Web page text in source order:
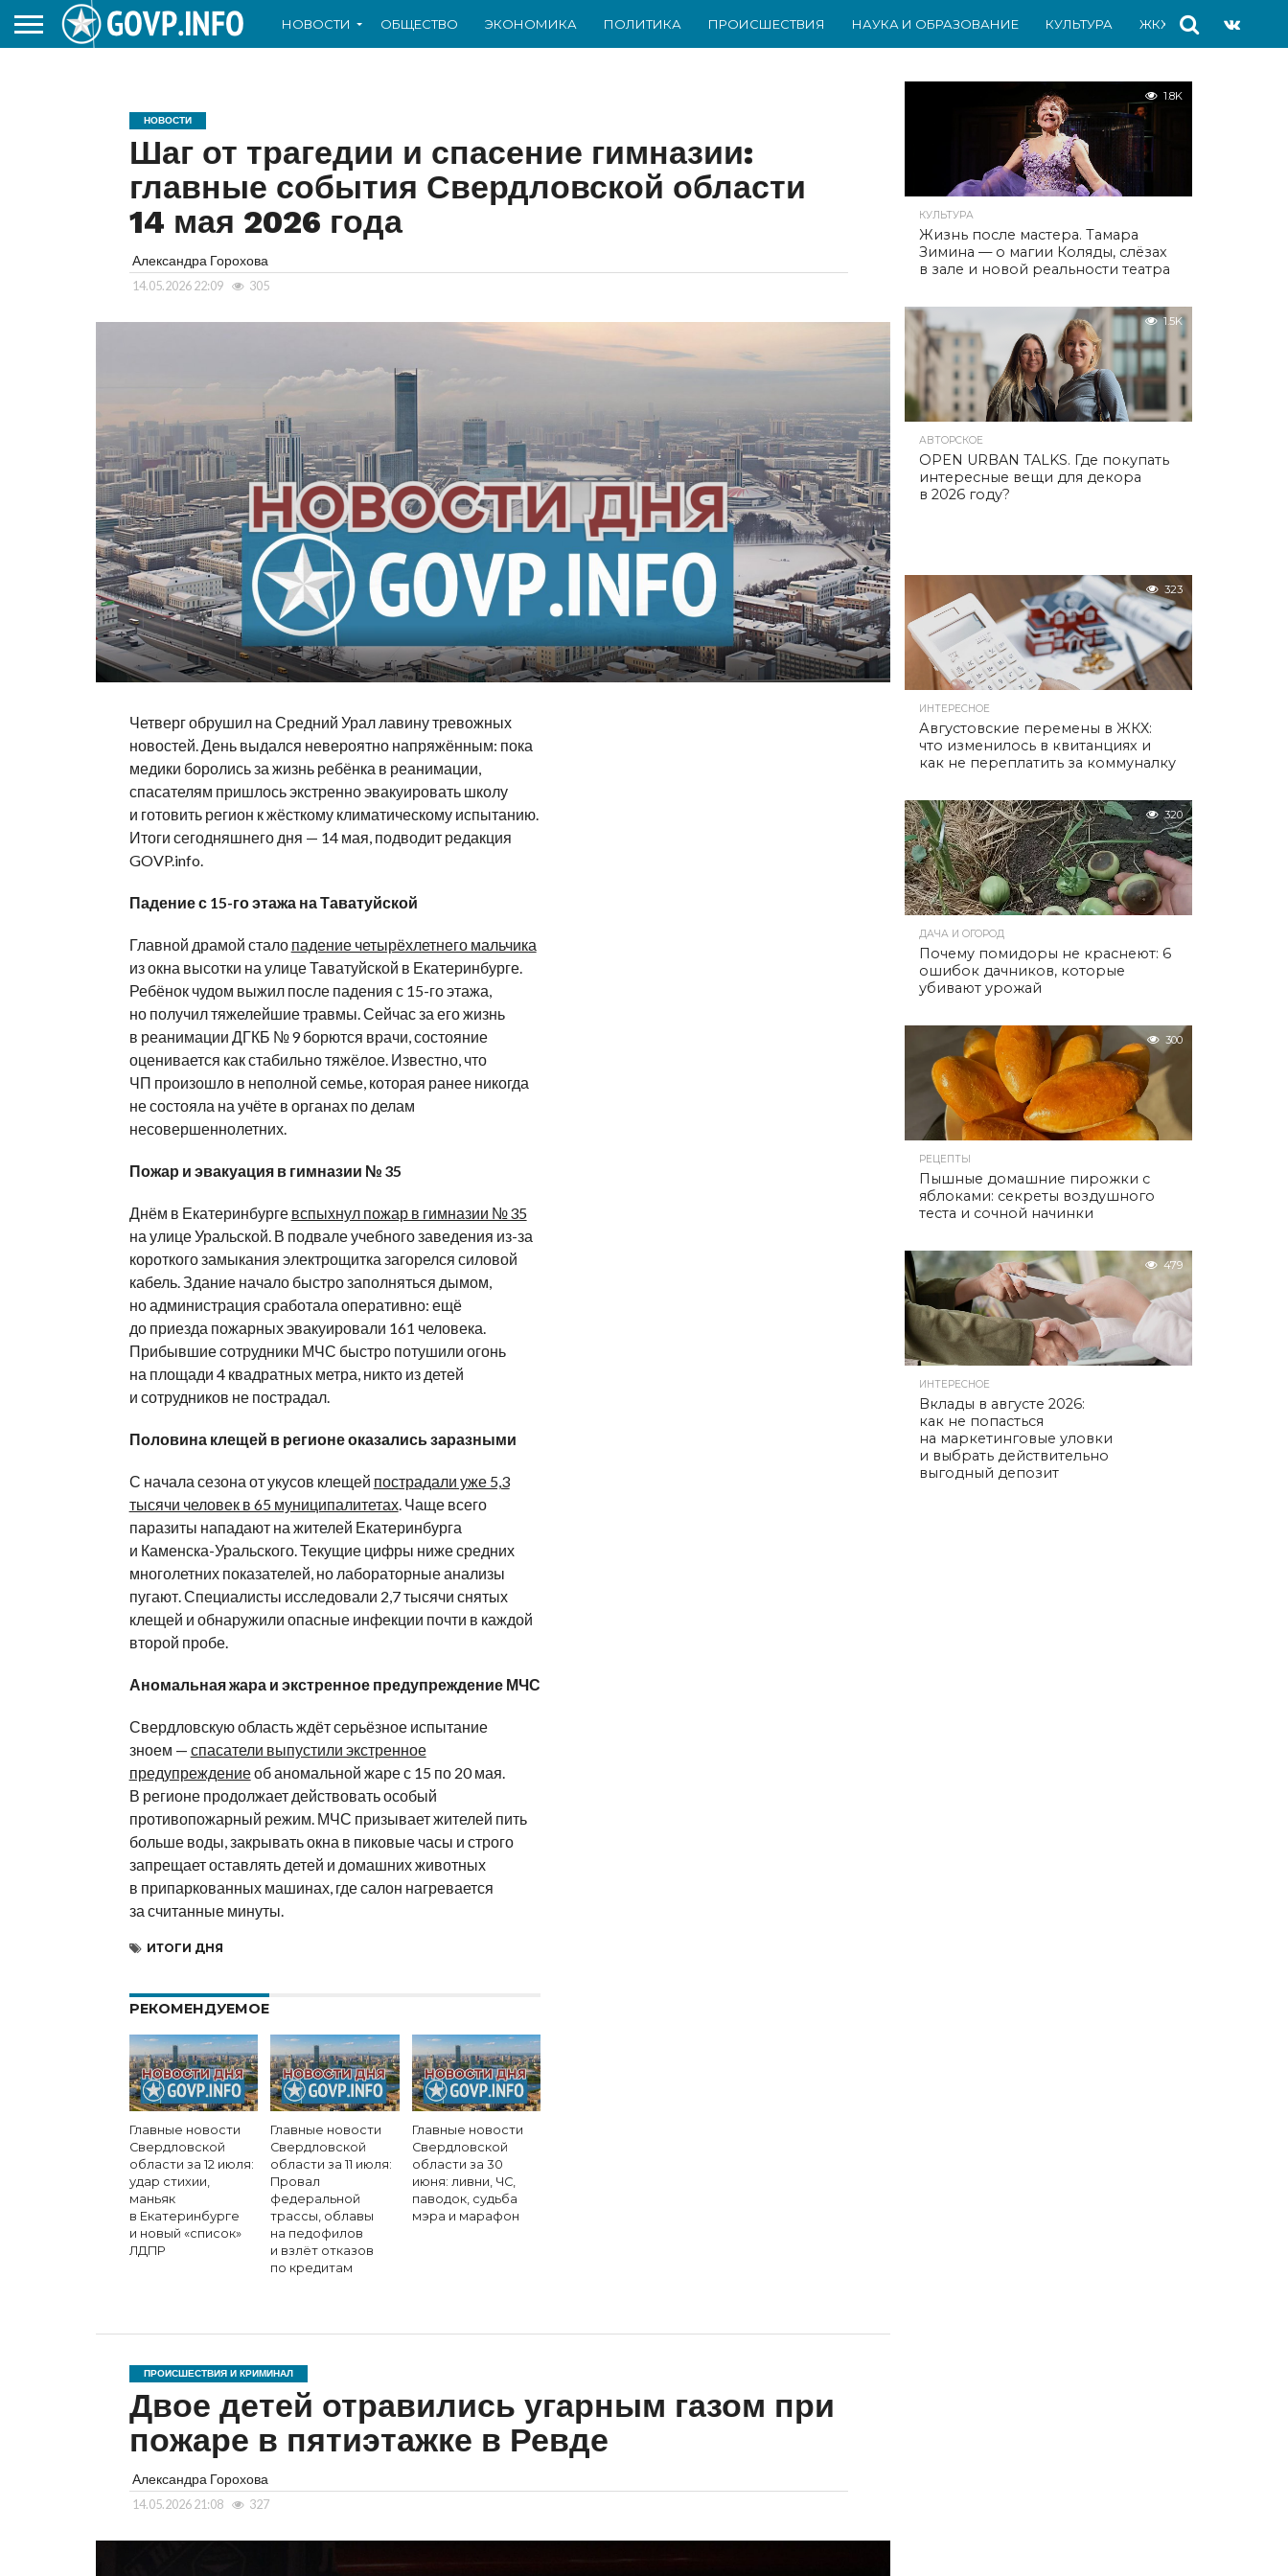
НОВОСТИ ОБЩЕСТВО ЭКОНОМИКА ПОЛИТИКА ПРОИСШЕСТВИЯ НАУКА И ОБРАЗОВАНИЕ КУЛЬТУРА ЖКХ СПОРТ
НОВОСТИ
Шаг от трагедии и спасение гимназии:
главные события Свердловской области
14 мая 2026 года
Александра Горохова
14.05.2026 22:09 305
Четверг обрушил на Средний Урал лавину тревожных
новостей. День выдался невероятно напряжённым: пока
медики боролись за жизнь ребёнка в реанимации,
спасателям пришлось экстренно эвакуировать школу
и готовить регион к жёсткому климатическому испытанию.
Итоги сегодняшнего дня — 14 мая, подводит редакция
GOVP.info.
Падение с 15-го этажа на Таватуйской
Главной драмой стало падение четырёхлетнего мальчика
из окна высотки на улице Таватуйской в Екатеринбурге.
Ребёнок чудом выжил после падения с 15-го этажа,
но получил тяжелейшие травмы. Сейчас за его жизнь
в реанимации ДГКБ № 9 борются врачи, состояние
оценивается как стабильно тяжёлое. Известно, что
ЧП произошло в неполной семье, которая ранее никогда
не состояла на учёте в органах по делам
несовершеннолетних.
Пожар и эвакуация в гимназии № 35
Днём в Екатеринбурге вспыхнул пожар в гимназии № 35
на улице Уральской. В подвале учебного заведения из-за
короткого замыкания электрощитка загорелся силовой
кабель. Здание начало быстро заполняться дымом,
но администрация сработала оперативно: ещё
до приезда пожарных эвакуировали 161 человека.
Прибывшие сотрудники МЧС быстро потушили огонь
на площади 4 квадратных метра, никто из детей
и сотрудников не пострадал.
Половина клещей в регионе оказались заразными
С начала сезона от укусов клещей пострадали уже 5,3
тысячи человек в 65 муниципалитетах. Чаще всего
паразиты нападают на жителей Екатеринбурга
и Каменска-Уральского. Текущие цифры ниже средних
многолетних показателей, но лабораторные анализы
пугают. Специалисты исследовали 2,7 тысячи снятых
клещей и обнаружили опасные инфекции почти в каждой
второй пробе.
Аномальная жара и экстренное предупреждение МЧС
Свердловскую область ждёт серьёзное испытание
зноем — спасатели выпустили экстренное
предупреждениеоб аномальной жаре с 15 по 20 мая.
В регионе продолжает действовать особый
противопожарный режим. МЧС призывает жителей пить
больше воды, закрывать окна в пиковые часы и строго
запрещает оставлять детей и домашних животных
в припаркованных машинах, где салон нагревается
за считанные минуты.
ИТОГИ ДНЯ
РЕКОМЕНДУЕМОЕ
Главные новости
Свердловской
области за 12 июля:
удар стихии,
маньяк
в Екатеринбурге
и новый «список»
ЛДПР
Главные новости
Свердловской
области за 11 июля:
Провал
федеральной
трассы, облавы
на педофилов
и взлёт отказов
по кредитам
Главные новости
Свердловской
области за 30
июня: ливни, ЧС,
паводок, судьба
мэра и марафон
ПРОИСШЕСТВИЯ И КРИМИНАЛ
Двое детей отравились угарным газом при
пожаре в пятиэтажке в Ревде
Александра Горохова
14.05.2026 21:08 327
1.8K
КУЛЬТУРА
Жизнь после мастера. Тамара
Зимина — о магии Коляды, слёзах
в зале и новой реальности театра
1.5K
АВТОРСКОЕ
OPEN URBAN TALKS. Где покупать
интересные вещи для декора
в 2026 году?
323
ИНТЕРЕСНОЕ
Августовские перемены в ЖКХ:
что изменилось в квитанциях и
как не переплатить за коммуналку
320
ДАЧА И ОГОРОД
Почему помидоры не краснеют: 6
ошибок дачников, которые
убивают урожай
300
РЕЦЕПТЫ
Пышные домашние пирожки с
яблоками: секреты воздушного
теста и сочной начинки
479
ИНТЕРЕСНОЕ
Вклады в августе 2026:
как не попасться
на маркетинговые уловки
и выбрать действительно
выгодный депозит